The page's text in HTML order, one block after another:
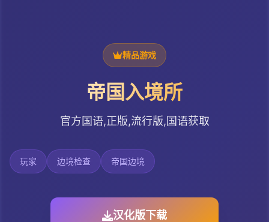
精品游戏
帝国入境所
官方国语,正版,流行版,国语获取
玩家 边境检查 帝国边境
汉化版下载